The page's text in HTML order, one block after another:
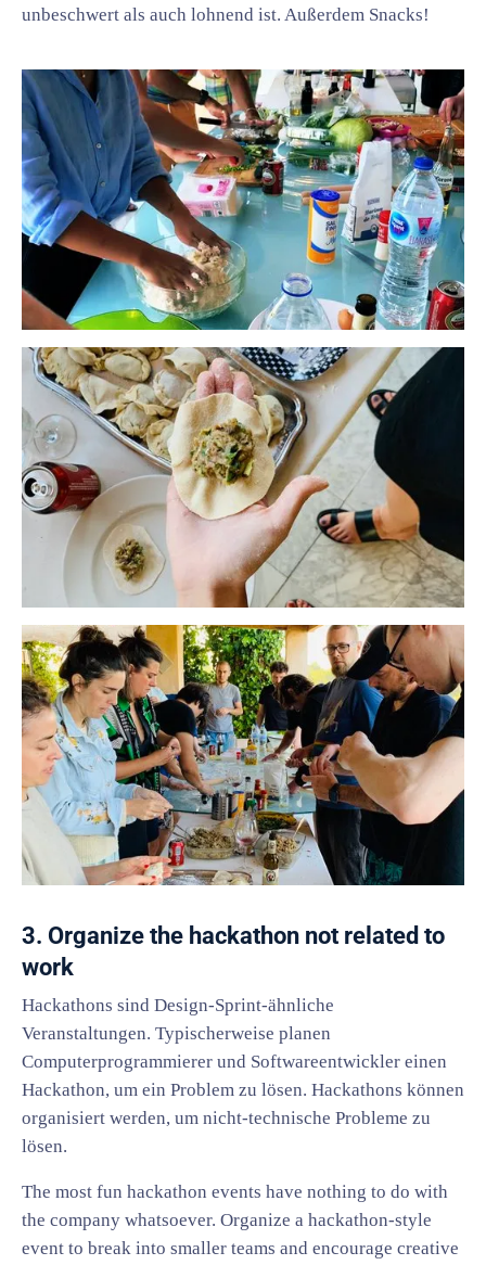
unbeschwert als auch lohnend ist. Außerdem Snacks!
3. Organize the hackathon not related to
work
Hackathons sind Design-Sprint-ähnliche
Veranstaltungen. Typischerweise planen
Computerprogrammierer und Softwareentwickler einen
Hackathon, um ein Problem zu lösen. Hackathons können
organisiert werden, um nicht-technische Probleme zu
lösen.
The most fun hackathon events have nothing to do with
the company whatsoever. Organize a hackathon-style
event to break into smaller teams and encourage creative